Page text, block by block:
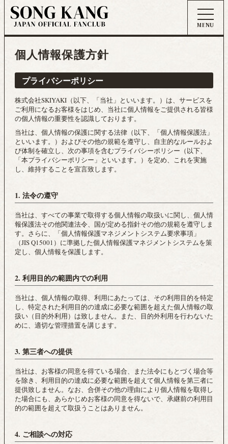
個人情報保護方針
プライバシーポリシー
株式会社SKIYAKI（以下、「当社」といいます。）は、サービスを
ご利用になるお客様をはじめ、当社に個人情報をご提供される皆様
の個人情報の重要性を認識しております。
当社は、個人情報の保護に関する法律（以下、「個人情報保護法」
といいます。）およびその他の規範を遵守し、自主的なルールおよ
び体制を確立し、次の事項を含むプライバシーポリシー（以下、
「本プライバシーポリシー」といいます。）を定め、これを実施
し、維持することを宣言致します。
1. 法令の遵守
当社は、すべての事業で取得する個人情報の取扱いに関し、個人情
報保護法その他関連法令、国が定める指針その他の規範を遵守しま
す。さらに、「個人情報保護マネジメントシステム要求事項」
（JIS Q15001）に準拠した個人情報保護マネジメントシステムを策
定し、個人情報を保護します。
2. 利用目的の範囲内での利用
当社は、個人情報の取得、利用にあたっては、その利用目的を特定
し、特定された利用目的の達成に必要な範囲を超えた個人情報の取
扱い（目的外利用）は致しません。また、目的外利用を行わないた
めに、適切な管理措置を講じます。
3. 第三者への提供
当社は、お客様の同意を得ている場合、また法令にもとづく場合等
を除き、利用目的の達成に必要な範囲を超えて個人情報を第三者に
提供致しません。なお、合併その他の理由により個人情報を取得し
た場合にも、あらかじめお客様の同意を得ないで、承継前の利用目
的の範囲を超えて取扱うことはありません。
4. ご相談への対応